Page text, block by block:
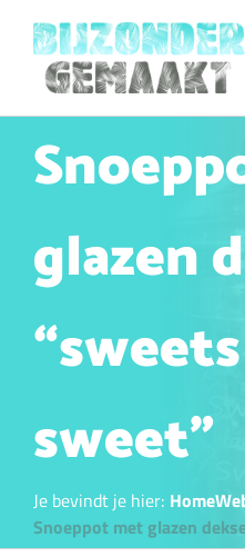
inhoud
glazen
sweet”
Je bevindt je hier: Home
Snoeppot met glazen